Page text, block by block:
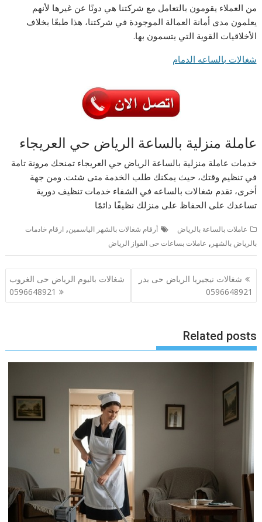
من العملاء يقومون بالتعامل مع شركتنا هي دونًا عن غيرها لأنهم
يعلمون مدى أمانة العمالة الموجودة في شركتنا، هذا طبعًا بخلاف
الأخلاقيات القوية التي يتسمون بها.
شغالات بالساعه الدمام
عاملة منزلية بالساعة الرياض حي العريجاء
خدمات عاملة منزلية بالساعة الرياض حي العريجاء تمنحك مرونة تامة
في تنظيم وقتك، حيث يمكنك طلب الخدمة متى شئت. ومن جهة
أخرى، تقدم شغالات بالساعه في الشفاء خدمات تنظيف دورية
تساعدك على الحفاظ على منزلك نظيفًا دائمًا
عاملات بالساعة بالرياض أرقام شغالات بالشهر الياسمين,ارقام خادمات
بالرياض بالشهر , عاملات بساعات حى الفواز الرياض
تصفّح
المقالات
شغالات نيجيريا الرياض حى بدر
0596648921
شغالات باليوم الرياض حى الغروب
0596648921
Related posts